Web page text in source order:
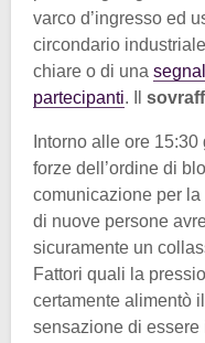
varco d’ingresso ed
circondario
chiare o di una
partecipanti. Il
Intorno alle ore
forze dell’ordine di
comunicazione per la
di nuove persone
sicuramente un
Fattori quali la
certamente alimentò
sensazione di essere